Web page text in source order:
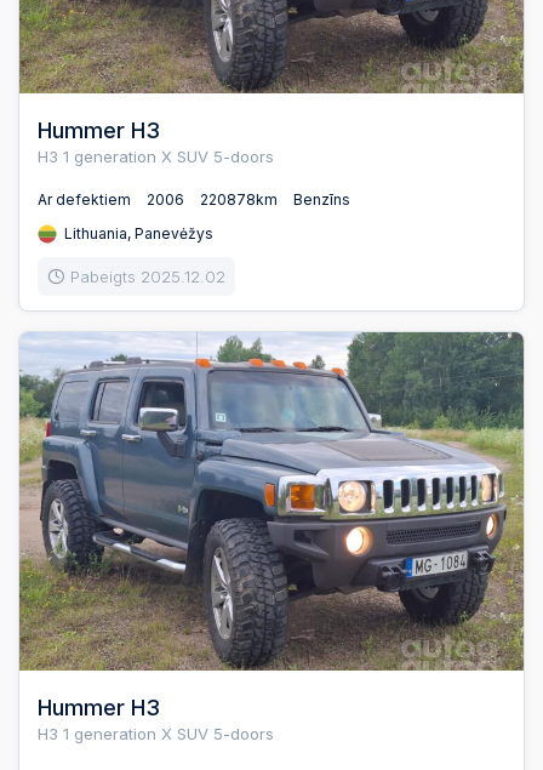
Hummer H3
H3 1 generation X SUV 5-doors
Ar defektiem 2006 220878km
Benzīns
Lithuania, Panevėžys
Pabeigts 2025.12.02
Hummer H3
H3 1 generation X SUV 5-doors